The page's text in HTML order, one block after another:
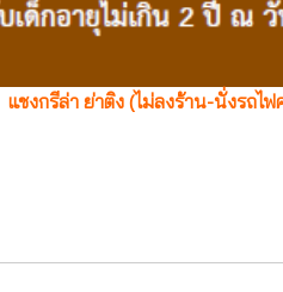
แชงกรีล่า ย่าติง (ไม่ลงร้าน-นั่งรถไ